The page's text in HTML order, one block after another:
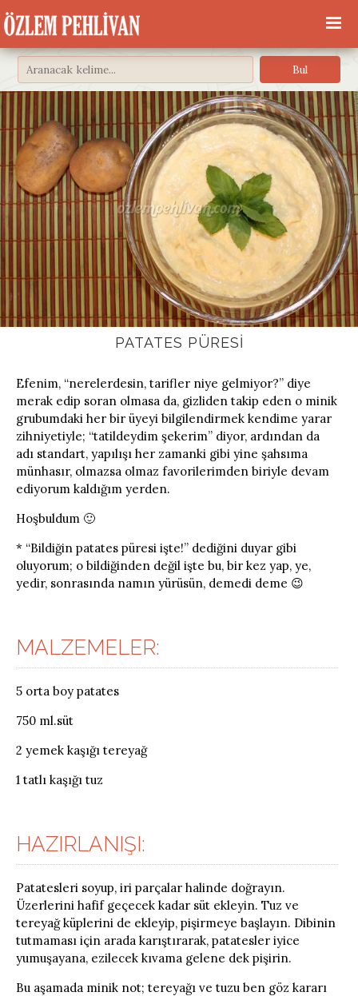
PATATES PÜRESI
Efenim, “nerelerdesin, tarifler niye gelmiyor?” diye
merak edip soran olmasa da, gizliden takip eden o minik
grubumdaki her bir üyeyi bilgilendirmek kendime yarar
zihniyetiyle; “tatildeydim şekerim” diyor, ardından da
adı standart, yapılışı her zamanki gibi yine şahsıma
münhasır, olmazsa olmaz favorilerimden biriyle devam
ediyorum kaldığım yerden.
Hoşbuldum 🙂
* “Bildiğin patates püresi işte!” dediğini duyar gibi
oluyorum; o bildiğinden değil işte bu, bir kez yap, ye,
yedir, sonrasında namın yürüsün, demedi deme 😉
MALZEMELER:
5 orta boy patates
750 ml.süt
2 yemek kaşığı tereyağ
1 tatlı kaşığı tuz
HAZIRLANIŞI:
Patatesleri soyup, iri parçalar halinde doğrayın.
Üzerlerini hafif geçecek kadar süt ekleyin. Tuz ve
tereyağ küplerini de ekleyip, pişirmeye başlayın. Dibinin
tutmaması için arada karıştırarak, patatesler iyice
yumuşayana, ezilecek kıvama gelene dek pişirin.
Bu aşamada minik not; tereyağı ve tuzu ben göz kararı